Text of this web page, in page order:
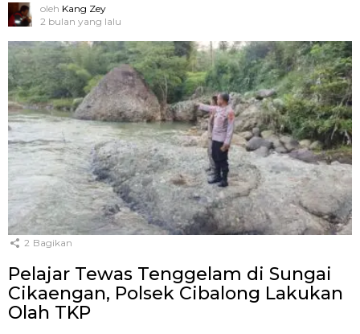
oleh Kang Zey
2 bulan yang lalu
2 Bagikan
Pelajar Tewas Tenggelam di Sungai
Cikaengan, Polsek Cibalong Lakukan
Olah TKP